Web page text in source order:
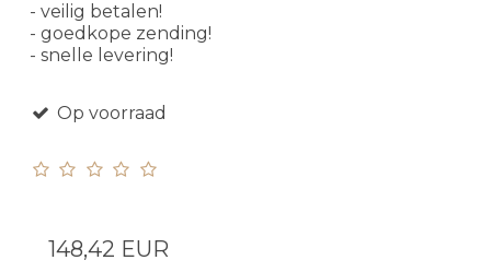
- veilig betalen!
- goedkope zending!
- snelle levering!
Op voorraad
148,42 EUR